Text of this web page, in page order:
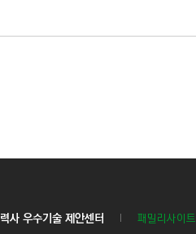
사 우수기술 제안센터 패밀리사이트